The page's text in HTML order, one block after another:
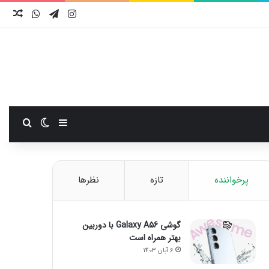
اینستاگرام
تلگرام واتس
سایدبارتغییر
پرخواننده تازه نظرها
گوشی Galaxy A56 با دوربین
بهتر همراه است
6 آبان 1403